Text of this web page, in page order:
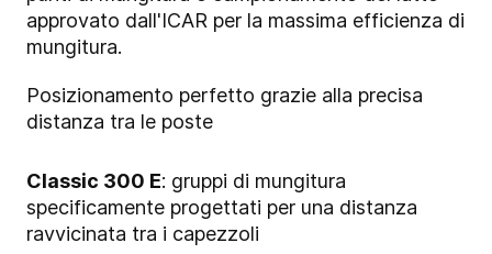
approvato dall'ICAR per la massima efficienza di
mungitura.
Posizionamento perfetto grazie alla precisa
distanza tra le poste
Classic 300 E: gruppi di mungitura
specificamente progettati per una distanza
ravvicinata tra i capezzoli